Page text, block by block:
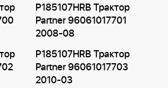
P185107HRB Трактор
Partner 96061017701
2008-08
P185107HRB Трактор
Partner 96061017703
2010-03